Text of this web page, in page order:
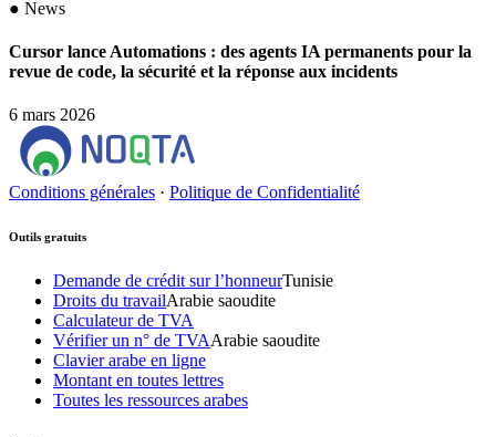
● News
Cursor lance Automations : des agents IA permanents pour la
revue de code, la sécurité et la réponse aux incidents
6 mars 2026
Conditions générales · Politique de Confidentialité
Outils gratuits
Demande de crédit sur l’honneurTunisie
Droits du travailArabie saoudite
Calculateur de TVA
Vérifier un n° de TVAArabie saoudite
Clavier arabe en ligne
Montant en toutes lettres
Toutes les ressources arabes